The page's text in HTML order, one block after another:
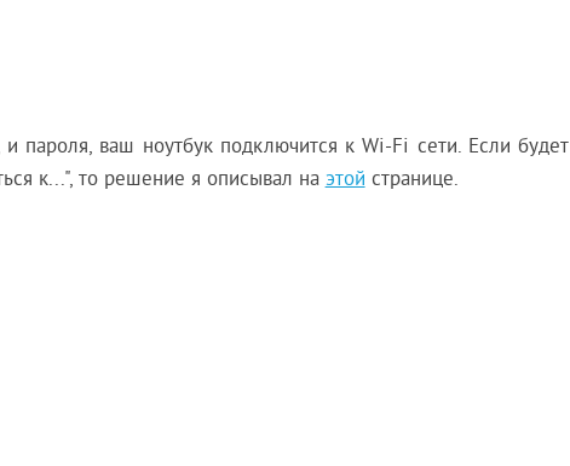
пароля, ваш ноутбук подключится к Wi-Fi сети. Если будет
к...", то решение я описывал наэтойстранице.